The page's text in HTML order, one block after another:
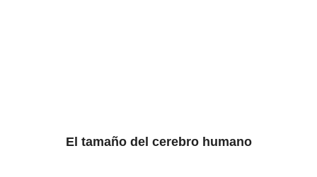
El tamaño del cerebro humano